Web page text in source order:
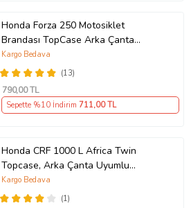
Honda Forza 250 Motosiklet
Brandası TopCase Arka Çanta
Uyumlu Branda,Örtü
(13)
Kargo Bedava
790,00 TL
Sepette %10 İndirim 711,00 TL
Honda CRF 1000 L Africa Twin
Topcase, Arka Çanta Uyumlu
Motosiklet Branda, Motor Örtüsü ,
Çadır
(1)
Kargo Bedava